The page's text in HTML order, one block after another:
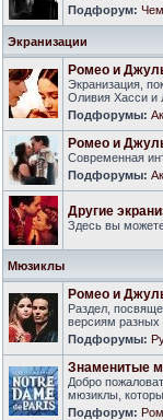
Подфорум:
Экранизации
Ромео и
Экранизация,
Оливия Хасси и
Подфорумы:
Ромео и
Современная
Подфорумы:
Другие
Здесь вы
Мюзиклы
Ромео и
Раздел,
версиям разных
Подфорумы:
Знаменитые
Добро
мюзиклы,
Подфорум: